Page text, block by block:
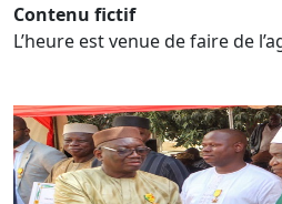
Contenu fictif
L’heure est venue de faire de